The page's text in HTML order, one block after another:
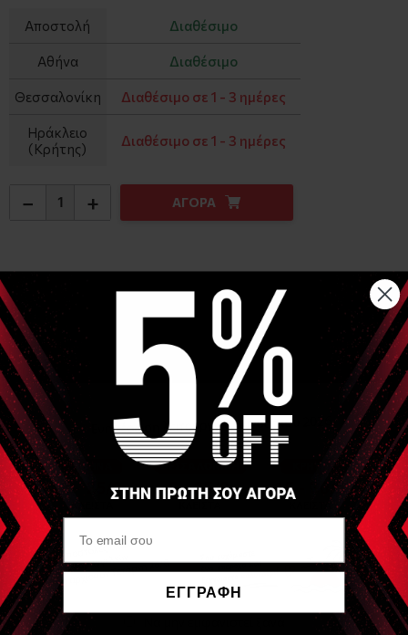
Αποστολή Διαθέσιμο
Αθήνα Διαθέσιμο
Θεσσαλονίκη Διαθέσιμο σε 1 - 3 ημέρες
Ηράκλειο
(Κρήτης)
Διαθέσιμο σε 1 - 3 ημέρες
− + ΑΓΟΡΑ
Αναλυτική Περιγραφή
Θεραπεία: Θερμότητα έως 49°C / Ψύξη έως 4°C
Συμπίεση: Έως 160 mmHg – 5 επίπεδα
Αυτονομία: Έως 1,5 ώρα συνεχούς χρήσης: 1 ώρα στο μέγιστο
ψύξης, 1 ώρα σε contrast, 1,5 ώρα σε μέγιστη θερμότητα
Μπαταρία: Επαναφορτιζόμενη
Βάρος: 1,1 kg
Compact – φορητός σχεδιασμός
Οθόνη: OLED
Συνδεσιμότητα: Bluetooth + Χρήση χωρίς εφαρμογή
Φόρτιση: Με καλώδιο (περιλαμβάνεται)
ΕΓΓΡΑΦΗ